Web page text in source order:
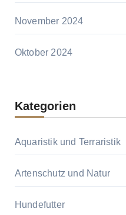
November 2024
Oktober 2024
Kategorien
Aquaristik und Terraristik
Artenschutz und Natur
Hundefutter